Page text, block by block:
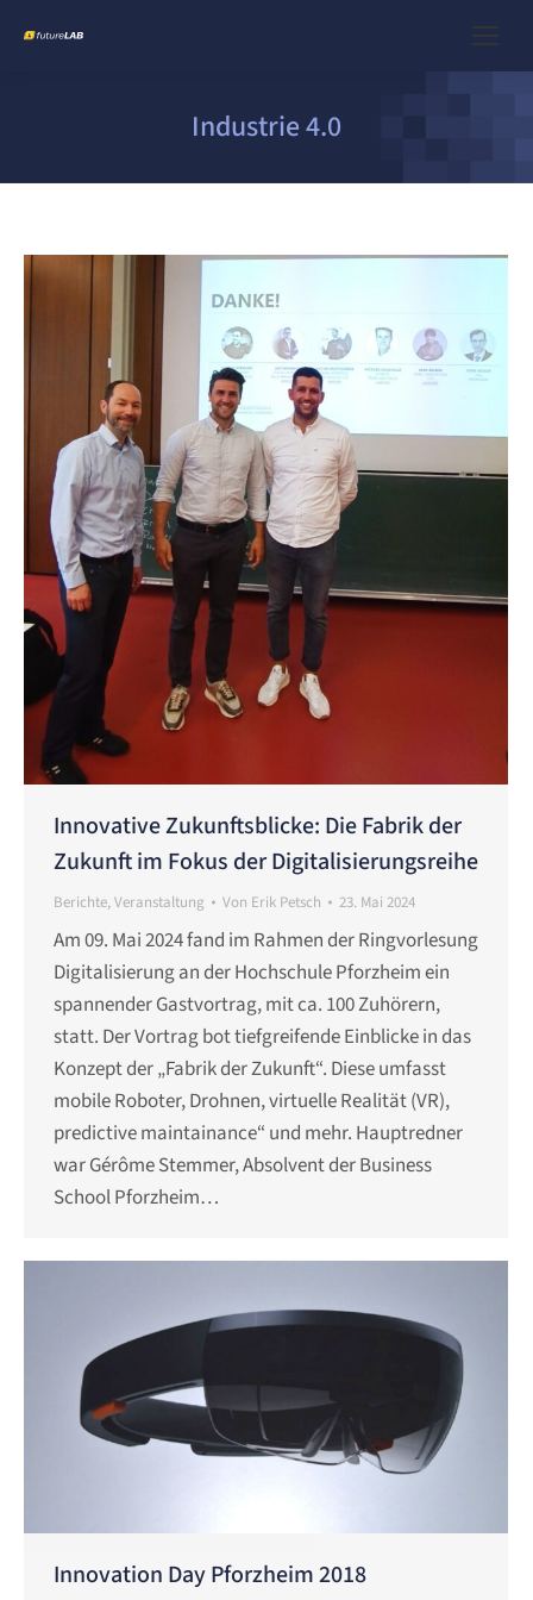
Industrie 4.0
Innovative Zukunftsblicke: Die Fabrik der
Zukunft im Fokus der Digitalisierungsreihe
Berichte,Veranstaltung Von Erik Petsch 23. Mai 2024
Am 09. Mai 2024 fand im Rahmen der Ringvorlesung
Digitalisierung an der Hochschule Pforzheim ein
spannender Gastvortrag, mit ca. 100 Zuhörern,
statt. Der Vortrag bot tiefgreifende Einblicke in das
Konzept der „Fabrik der Zukunft“. Diese umfasst
mobile Roboter, Drohnen, virtuelle Realität (VR),
predictive maintainance“ und mehr. Hauptredner
war Gérôme Stemmer, Absolvent der Business
School Pforzheim…
Innovation Day Pforzheim 2018